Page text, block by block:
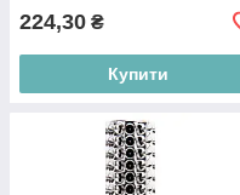
224,30 ₴
Купити